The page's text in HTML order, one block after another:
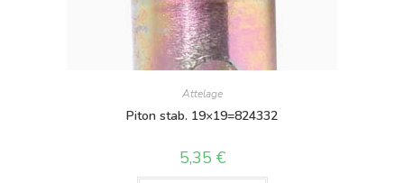
Attelage
Piton stab. 19×19=824332
5,35 €